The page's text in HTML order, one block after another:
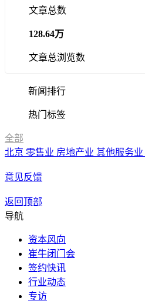
文章总数
128.64万
文章总浏览数
新闻排行
热门标签
全部
北京 零售业 房地产业 其他服务业
意见反馈
返回顶部
导航
资本风向
崔牛闭门会
签约快讯
行业动态
专访